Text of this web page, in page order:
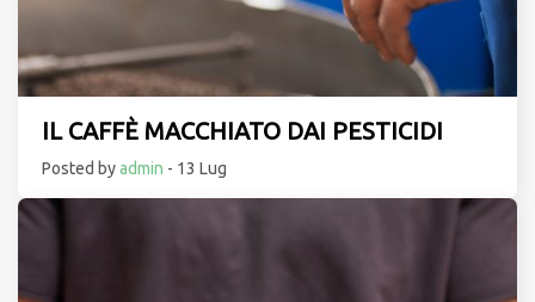
IL CAFFÈ MACCHIATO DAI PESTICIDI
Posted byadmin - 13 Lug